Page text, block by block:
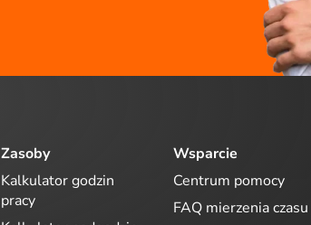
Zasoby
Kalkulator godzin
pracy
Wsparcie
Centrum pomocy
FAQ mierzenia czasu